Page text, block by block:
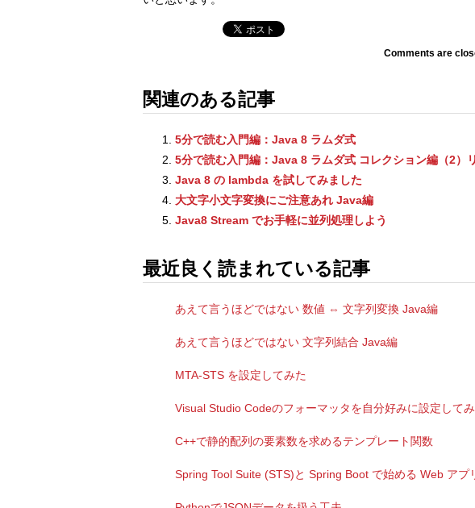
Comments are
関連のある記事
5分で読む入門編：Java 8 ラムダ式
5分で読む入門編：Java 8 ラムダ式 コレクション編（2）
Java 8 の lambda を試してみました
大文字小文字変換にご注意あれ Java編
Java8 Stream でお手軽に並列処理しよう
最近良く読まれている記事
あえて言うほどではない 数値 ⇔ 文字列変換 Java編
あえて言うほどではない 文字列結合 Java編
MTA-STS を設定してみた
Visual Studio Codeのフォーマッタを自分好みに設定してみ
C++で静的配列の要素数を求めるテンプレート関数
Spring Tool Suite (STS)と Spring Boot で始める Web アプ